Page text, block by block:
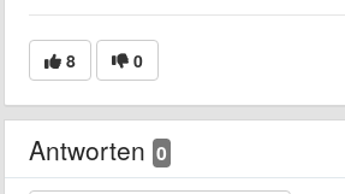
8 0
Antworten 0